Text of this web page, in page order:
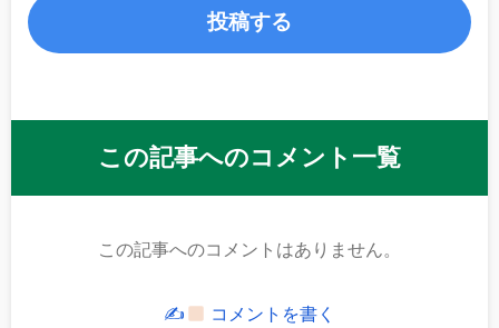
この記事へのコメント一覧
この記事へのコメントはありません。
✍ コメントを書く